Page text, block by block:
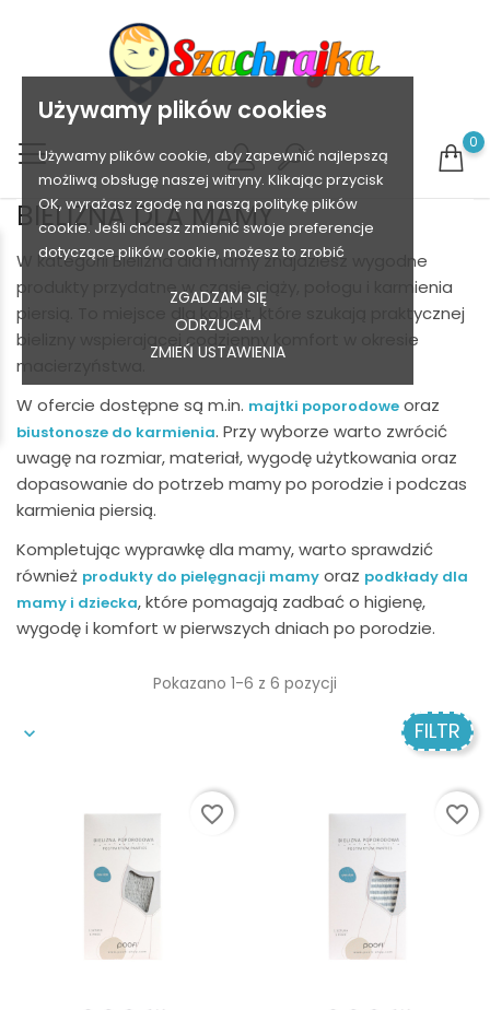
Używamy plików cookies
Używamy plików cookie, aby zapewnić najlepszą
możliwą obsługę naszej witryny. Klikając przycisk
OK, wyrażasz zgodę na naszą politykę plików
cookie. Jeśli chcesz zmienić swoje preferencje
dotyczące plików cookie, możesz to zrobić
ZGADZAM SIĘ
ODRZUCAM
ZMIEŃ USTAWIENIA
0
BIELIZNA DLA MAMY
W kategorii Bielizna dla mamy znajdziesz wygodne
produkty przydatne w czasie ciąży, połogu i karmienia
piersią. To miejsce dla kobiet, które szukają praktycznej
bielizny wspierającej codzienny komfort w okresie
macierzyństwa.
W ofercie dostępne są m.in. majtki poporodowe oraz
biustonosze do karmienia. Przy wyborze warto zwrócić
uwagę na rozmiar, materiał, wygodę użytkowania oraz
dopasowanie do potrzeb mamy po porodzie i podczas
karmienia piersią.
Kompletując wyprawkę dla mamy, warto sprawdzić
również produkty do pielęgnacji mamy oraz podkłady dla
mamy i dziecka, które pomagają zadbać o higienę,
wygodę i komfort w pierwszych dniach po porodzie.
FILTR
Pokazano 1-6 z 6 pozycji
favorite_border favorite_border